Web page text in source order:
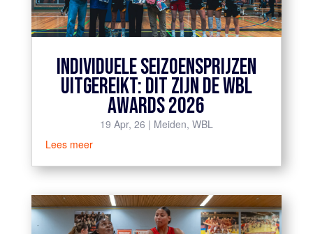
INDIVIDUELE SEIZOENSPRIJZEN
UITGEREIKT: DIT ZIJN DE WBL
AWARDS 2026
19 Apr, 26 | Meiden, WBL
Lees meer